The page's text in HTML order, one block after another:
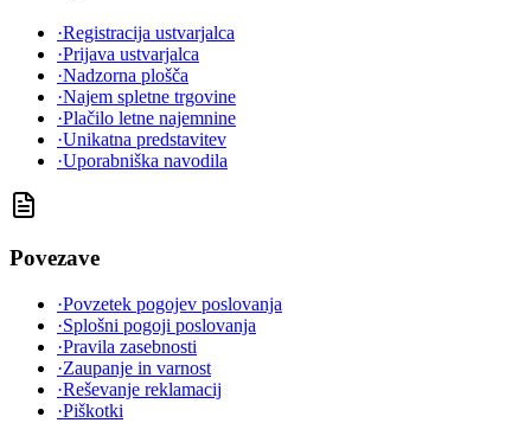
·Registracija ustvarjalca
·Prijava ustvarjalca
·Nadzorna plošča
·Najem spletne trgovine
·Plačilo letne najemnine
·Unikatna predstavitev
·Uporabniška navodila
Povezave
·Povzetek pogojev poslovanja
·Splošni pogoji poslovanja
·Pravila zasebnosti
·Zaupanje in varnost
·Reševanje reklamacij
·Piškotki